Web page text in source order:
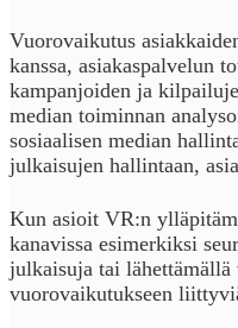
Vuorovaikutus
kanssa, asiakaspalvelun
kampanjoiden ja
median toiminnan
sosiaalisen median
julkaisujen hallintaan,
Kun asioit VR:n
kanavissa esimerkiksi
julkaisuja tai lähettämällä
vuorovaikutukseen